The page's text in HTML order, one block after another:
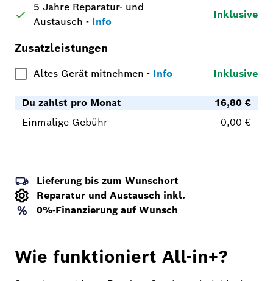
5 Jahre Reparatur- und
Austausch - Info
Inklusive
Zusatzleistungen
Altes Gerät mitnehmen - Info Inklusive
Du zahlst pro Monat
16,80 €
Einmalige Gebühr
0,00 €
Lieferung bis zum Wunschort
Reparatur und Austausch inkl.
0%-Finanzierung auf Wunsch
Wie funktioniert All-in+?